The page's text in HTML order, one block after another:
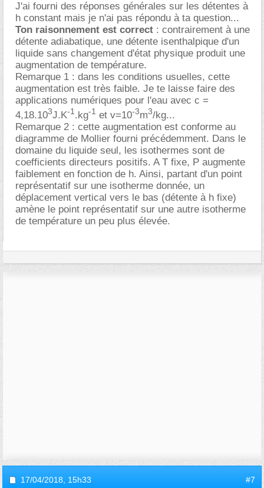
J'ai fourni des réponses générales sur les détentes à
h constant mais je n'ai pas répondu à ta question...
Ton raisonnement est correct : contrairement à une
détente adiabatique, une détente isenthalpique d'un
liquide sans changement d'état physique produit une
augmentation de température.
Remarque 1 : dans les conditions usuelles, cette
augmentation est très faible. Je te laisse faire des
applications numériques pour l'eau avec c =
4,18.103J.K-1.kg-1 et v=10-3m3/kg...
Remarque 2 : cette augmentation est conforme au
diagramme de Mollier fourni précédemment. Dans le
domaine du liquide seul, les isothermes sont de
coefficients directeurs positifs. A T fixe, P augmente
faiblement en fonction de h. Ainsi, partant d'un point
représentatif sur une isotherme donnée, un
déplacement vertical vers le bas (détente à h fixe)
amène le point représentatif sur une autre isotherme
de température un peu plus élevée.
17/04/2018, 15h33 #7